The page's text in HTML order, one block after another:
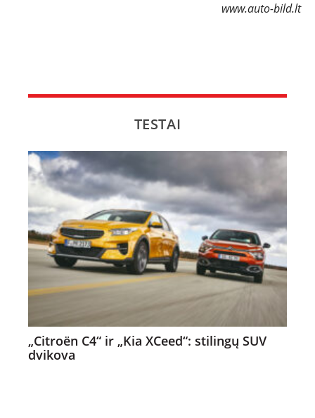
www.auto-bild.lt
TESTAI
„Citroën C4“ ir „Kia XCeed“: stilingų SUV
dvikova